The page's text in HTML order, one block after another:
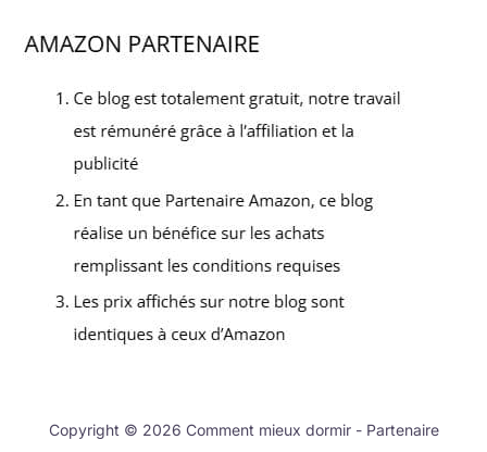
Copyright © 2026 Comment mieux dormir - Partenaire